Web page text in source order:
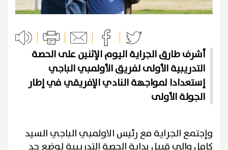
أشرف طارق الجراية اليوم الإثنين على الحصة
التدريبية الأولى لفريق الأولمبي الباجي
إستعدادا لمواجهة النادي الإفريقي في إطار
الجولة الأولى
وإجتمع الجراية مع رئيس الاولمبي الباجي السيد
كامل والي قبيل بداية الحصة التدريبية لوضع حد